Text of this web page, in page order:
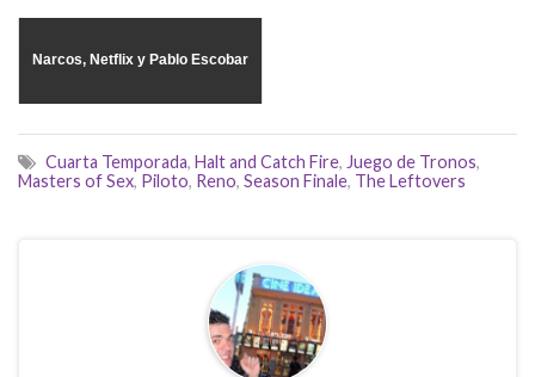
Narcos, Netflix y Pablo Escobar
Cuarta Temporada, Halt and Catch Fire, Juego de Tronos,
Masters of Sex, Piloto, Reno, Season Finale, The Leftovers